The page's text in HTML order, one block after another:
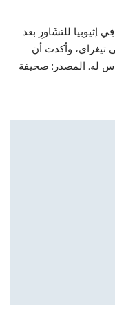
إثيوبيا للتشَاورِ بعد
تيغراي، وأكدت أن
له. المصدر: صحيفة